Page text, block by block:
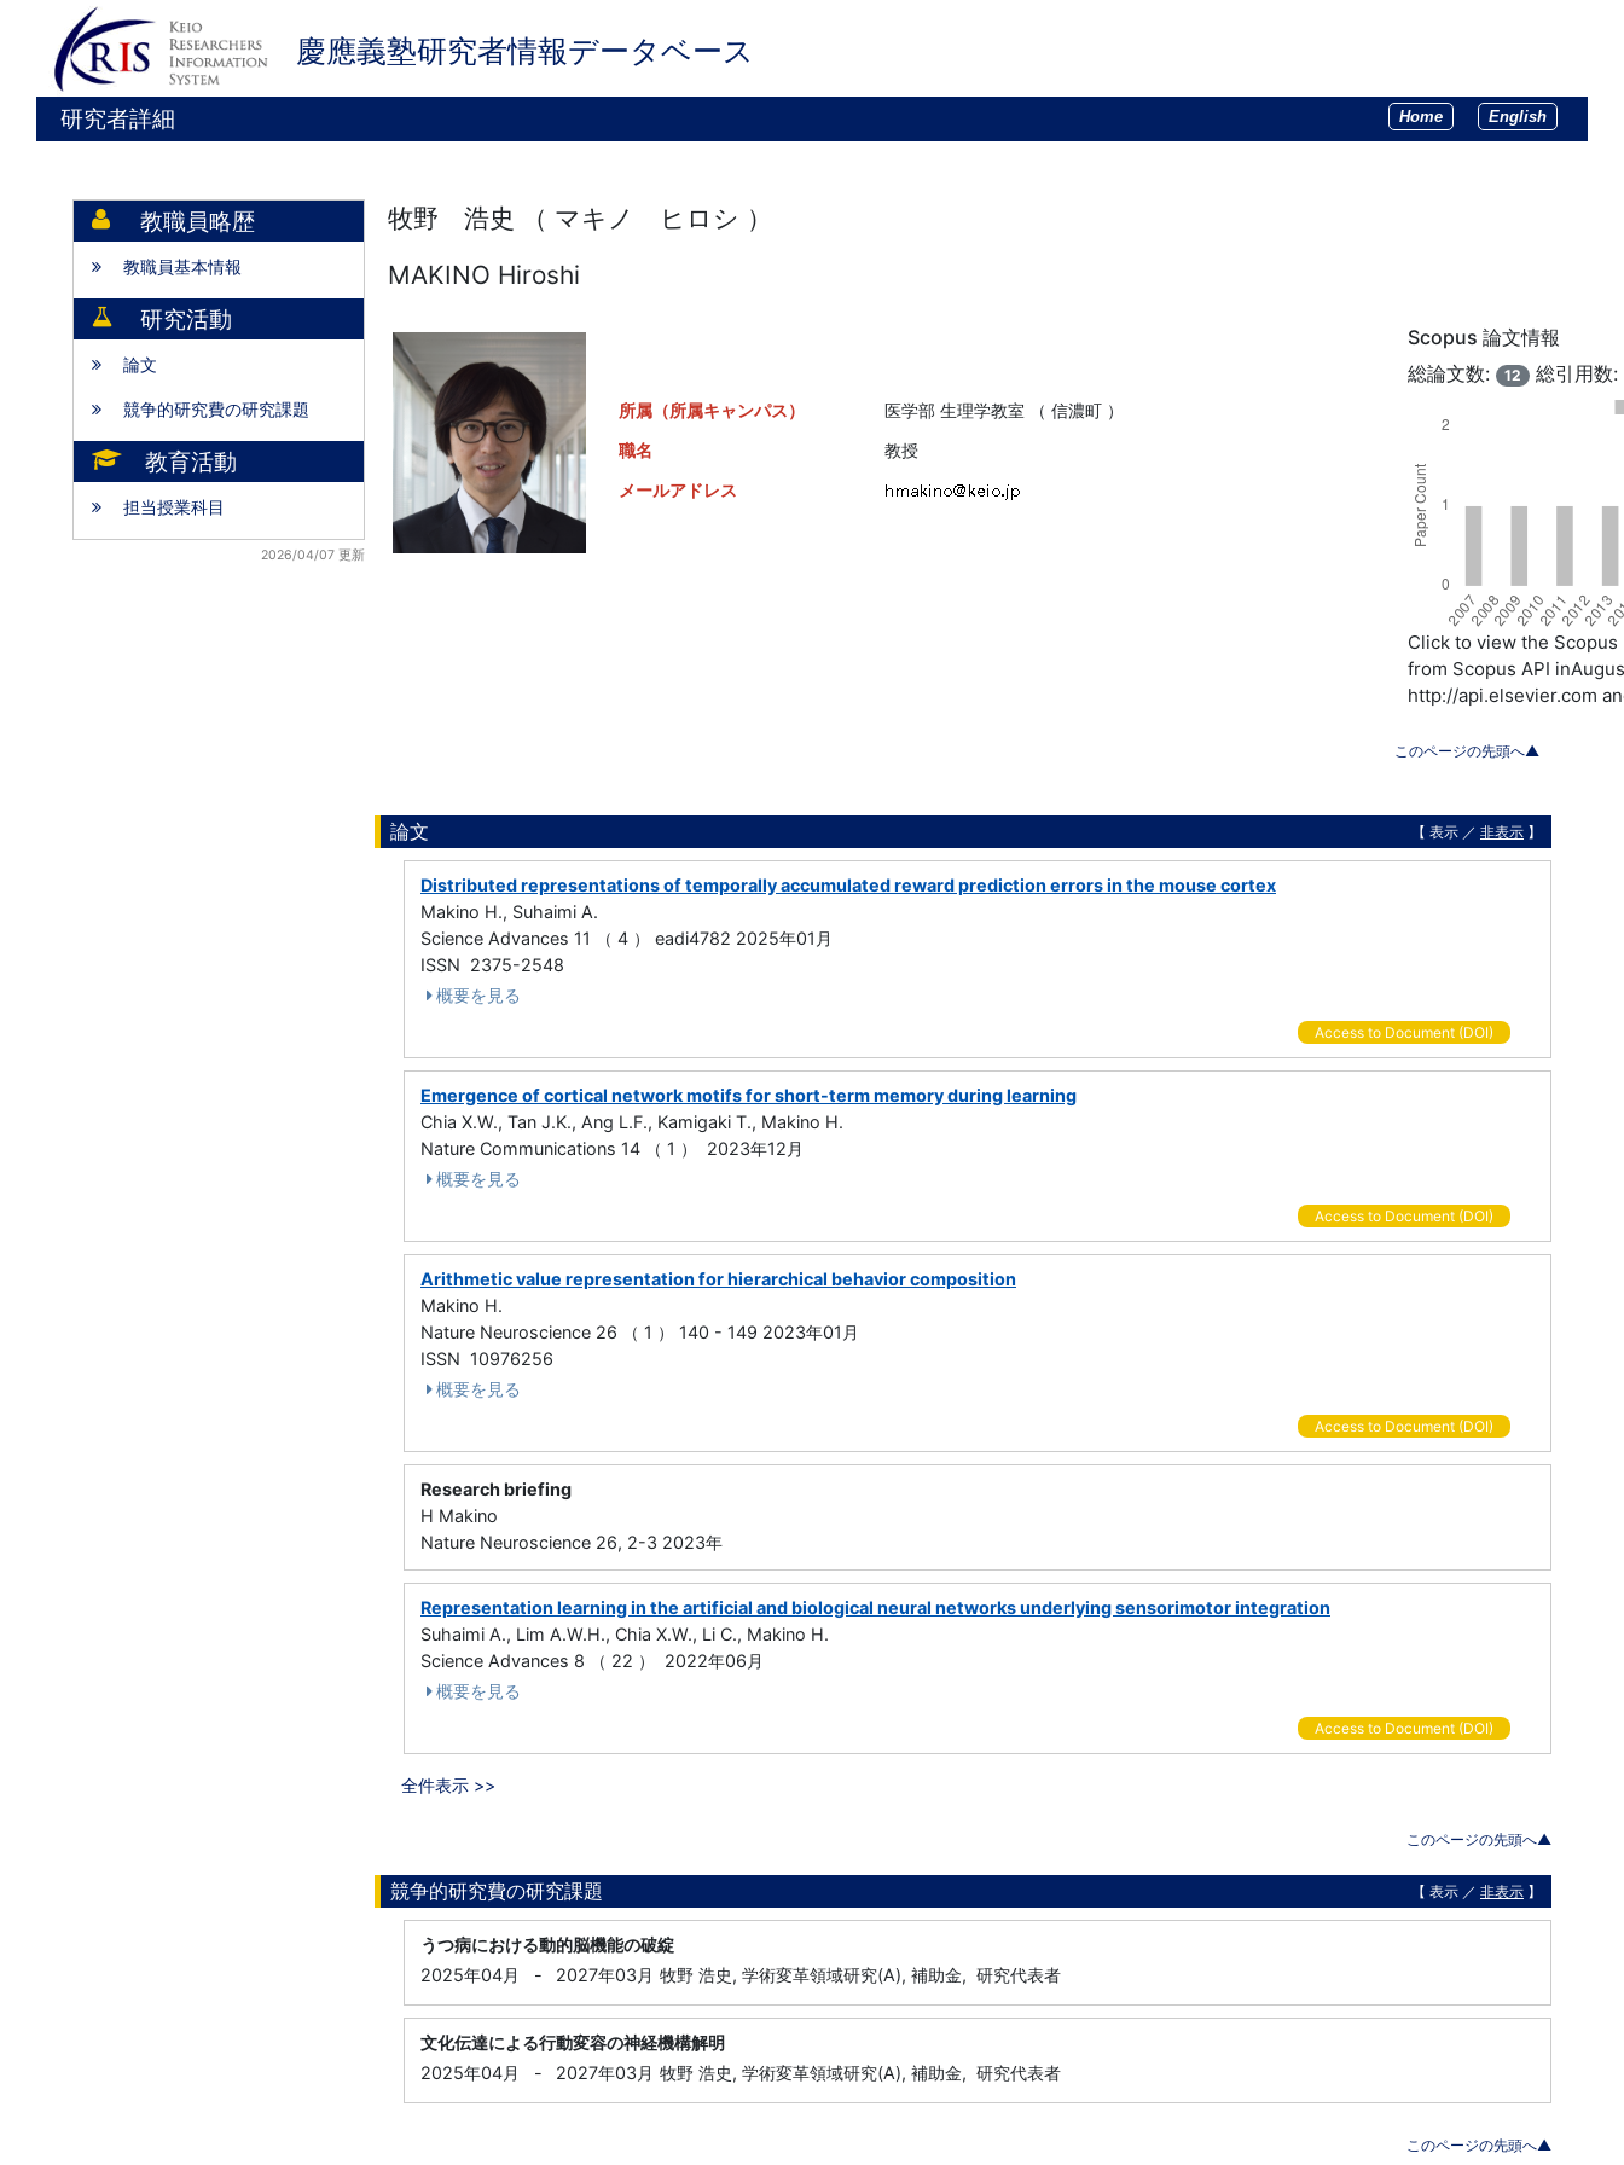
慶應義塾研究者情報データベース
研究者詳細 Home English
教職員略歴
教職員基本情報
研究活動
論文
競争的研究費の研究課題
教育活動
担当授業科目
2026/04/07 更新
牧野 浩史 （ マキノ ヒロシ ）
MAKINO Hiroshi
所属（所属キャンパス）
医学部 生理学教室 （ 信濃町 ）
職名
教授
メールアドレス
Scopus 論文情報
総論文数:
12 総引用数:
Click to view the
from Scopus API
http://api.elsevier.com
このページの先頭へ▲
論文 【 表示 ／ 非表示 】
Distributed representations of temporally accumulated reward prediction errors in the mouse cortex
Makino H., Suhaimi A.
Science Advances 11 （ 4 ） eadi4782 2025年01月
ISSN 2375-2548
概要を見る
Access to Document (DOI)
Emergence of cortical network motifs for short-term memory during learning
Chia X.W., Tan J.K., Ang L.F., Kamigaki T., Makino H.
Nature Communications 14 （ 1 ） 2023年12月
概要を見る
Access to Document (DOI)
Arithmetic value representation for hierarchical behavior composition
Makino H.
Nature Neuroscience 26 （ 1 ） 140 - 149 2023年01月
ISSN 10976256
概要を見る
Access to Document (DOI)
Research briefing
H Makino
Nature Neuroscience 26, 2-3 2023年
Representation learning in the artificial and biological neural networks underlying sensorimotor integration
Suhaimi A., Lim A.W.H., Chia X.W., Li C., Makino H.
Science Advances 8 （ 22 ） 2022年06月
概要を見る
Access to Document (DOI)
全件表示 >>
このページの先頭へ▲
競争的研究費の研究課題 【 表示 ／ 非表示 】
うつ病における動的脳機能の破綻
2025年04月
- 2027年03月 牧野 浩史, 学術変革領域研究(A), 補助金, 研究代表者
文化伝達による行動変容の神経機構解明
2025年04月
- 2027年03月 牧野 浩史, 学術変革領域研究(A), 補助金, 研究代表者
このページの先頭へ▲